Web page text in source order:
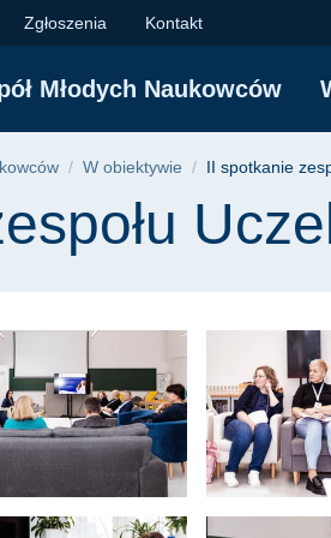
Zgłoszenia Kontakt
Młodych Naukowców
W obiektywie II spotkanie